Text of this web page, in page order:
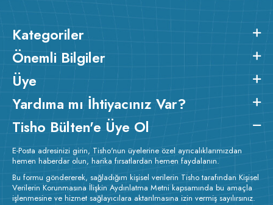
Kategoriler
Önemli Bilgiler
Üye
Yardıma mı İhtiyacınız Var?
Tisho Bülten'e Üye Ol
E-Posta adresinizi girin, Tisho'nun üyelerine özel ayrıcalıklarımızdan
hemen haberdar olun, harika fırsatlardan hemen faydalanın.
Bu formu göndererek, sağladığım kişisel verilerin Tisho tarafından Kişisel
Verilerin Korunmasına İlişkin Aydınlatma Metni kapsamında bu amaçla
işlenmesine ve hizmet sağlayıcılara aktarılmasına izin vermiş sayılırsınız.